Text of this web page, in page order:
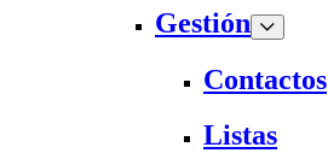
Gestión
Contactos
Listas